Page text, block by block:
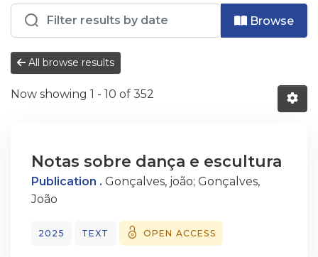
Browse
All browse results
Now showing 1 - 10 of 352
Notas sobre dança e escultura
Publication . Gonçalves, joão; Gonçalves,
João
2025 TEXT OPEN ACCESS